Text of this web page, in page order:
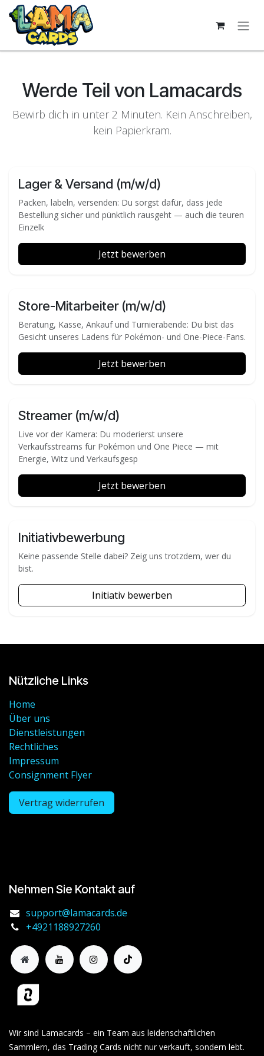
Zum Inhalt springen
Werde Teil von Lamacards
Bewirb dich in unter 2 Minuten. Kein Anschreiben,
kein Papierkram.
Lager & Versand (m/w/d)
Packen, labeln, versenden: Du sorgst dafür, dass jede
Bestellung sicher und pünktlich rausgeht — auch die teuren
Einzelk
Jetzt bewerben
Store-Mitarbeiter (m/w/d)
Beratung, Kasse, Ankauf und Turnierabende: Du bist das
Gesicht unseres Ladens für Pokémon- und One-Piece-Fans.
Jetzt bewerben
Streamer (m/w/d)
Live vor der Kamera: Du moderierst unsere
Verkaufsstreams für Pokémon und One Piece — mit
Energie, Witz und Verkaufsgesp
Jetzt bewerben
Initiativbewerbung
Keine passende Stelle dabei? Zeig uns trotzdem, wer du
bist.
Initiativ bewerben
Nützliche Links
Home
Über uns
Dienstleistungen
Rechtliches
Impressum
Consignment Flyer
Vertrag widerrufen
Nehmen Sie Kontakt auf
support@lamacards.de
+4921188927260
Wir sind Lamacards – ein Team aus leidenschaftlichen
Sammlern, das Trading Cards nicht nur verkauft, sondern lebt.